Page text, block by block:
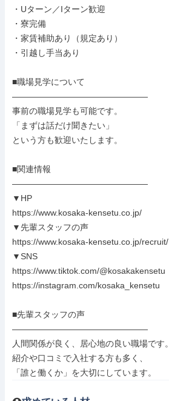
・Uターン／Iターン歓迎
・寮完備
・家賃補助あり（規定あり）
・引越し手当あり
■職場見学について
――――――――――――――――
事前の職場見学も可能です。
「まずは話だけ聞きたい」
という方も歓迎いたします。
■関連情報
――――――――――――――――
▼HP
https://www.kosaka-kensetu.co.jp/
▼先輩スタッフの声
https://www.kosaka-kensetu.co.jp/recruit/
▼SNS
https://www.tiktok.com/@kosakakensetu
https://instagram.com/kosaka_kensetu
■先輩スタッフの声
――――――――――――――――
人間関係が良く、居心地の良い職場です。
紹介や口コミで入社する方も多く、
「誰と働くか」を大切にしています。